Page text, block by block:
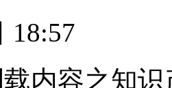
18:57
内容之知